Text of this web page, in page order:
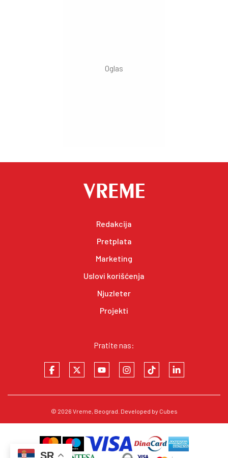
Redakcija
Pretplata
Marketing
Uslovi korišćenja
Njuzleter
Projekti
Pratite nas:
© 2026 Vreme, Beograd. Developed by Cubes
SR